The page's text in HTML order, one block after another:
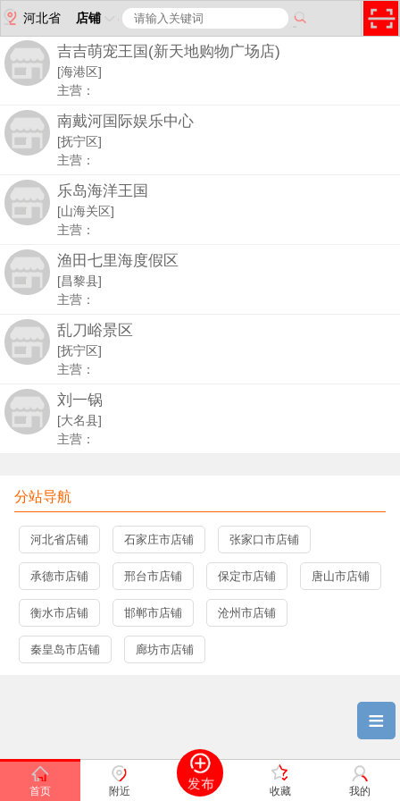
河北省 店铺
吉吉萌宠王国(新天地购物广场店)
[海港区]
主营：
南戴河国际娱乐中心
[抚宁区]
主营：
乐岛海洋王国
[山海关区]
主营：
渔田七里海度假区
[昌黎县]
主营：
乱刀峪景区
[抚宁区]
主营：
刘一锅
[大名县]
主营：
首页 附近 收藏 我的
分站导航
≡
河北省店铺 石家庄市店铺 张家口市店铺
承德市店铺 邢台市店铺 保定市店铺 唐山市店铺
衡水市店铺 邯郸市店铺 沧州市店铺
秦皇岛市店铺 廊坊市店铺